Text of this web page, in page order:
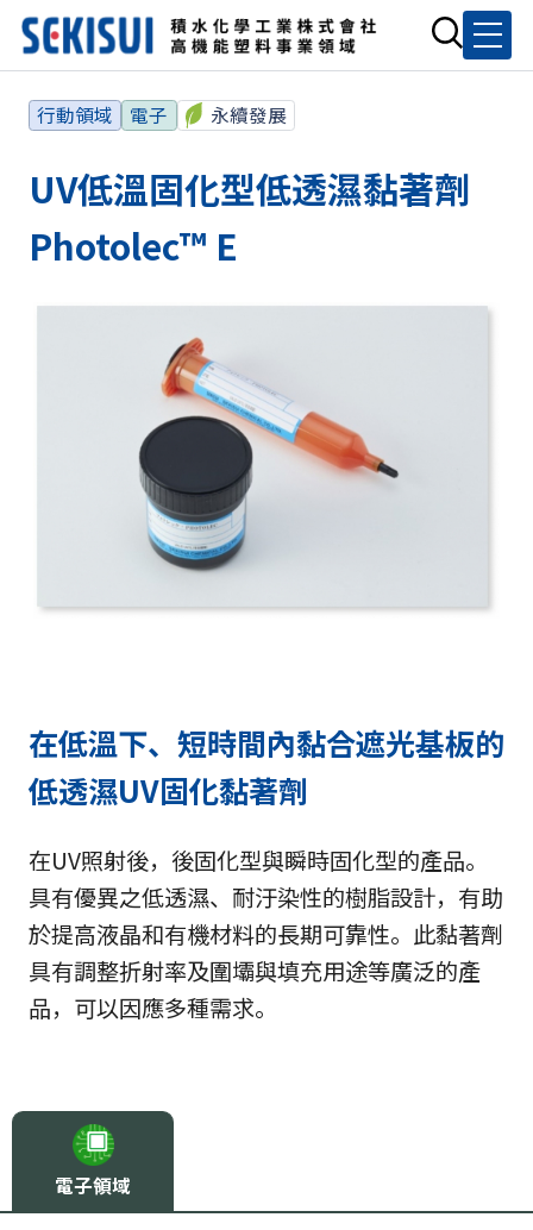
行動領域 電子 永續發展
UV低溫固化型低透濕黏著劑
Photolec™ E
在低溫下、短時間內黏合遮光基板的
低透濕UV固化黏著劑
在UV照射後，後固化型與瞬時固化型的產品。
具有優異之低透濕、耐汙染性的樹脂設計，有助
於提高液晶和有機材料的長期可靠性。此黏著劑
具有調整折射率及圍壩與填充用途等廣泛的產
品，可以因應多種需求。
電子領域